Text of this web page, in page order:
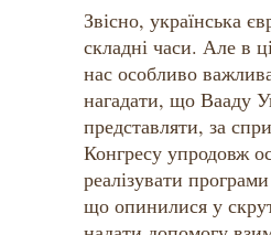
Звісно, українська
складні часи. Але в
нас особливо
нагадати, що Вааду
представляти, за
Конгресу упродовж
реалізувати
що опинилися у